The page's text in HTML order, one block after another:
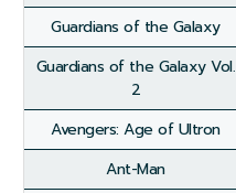
Guardians of the Galaxy
Guardians of the Galaxy Vol.
2
Avengers: Age of Ultron
Ant-Man